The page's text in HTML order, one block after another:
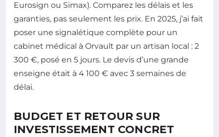
Eurosign ou Simax). Comparez les délais et les
garanties, pas seulement les prix. En 2025, j’ai fait
poser une signalétique complète pour un
cabinet médical à Orvault par un artisan local : 2
300 €, posé en 5 jours. Le devis d’une grande
enseigne était à 4 100 € avec 3 semaines de
délai.
BUDGET ET RETOUR SUR
INVESTISSEMENT CONCRET